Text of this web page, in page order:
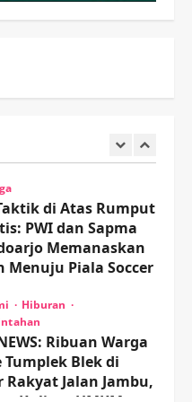
RSUD Sibar Rp 9,9
di Atas Rumput
Menuju Piala Soccer
Ribuan Warga
Tumplek Blek di
Rakyat Jalan Jambu,
Nonton Jaranan!
Pemerintahan
Sidoarjo &
Sinergi
Perizinan,
hingga Hibah